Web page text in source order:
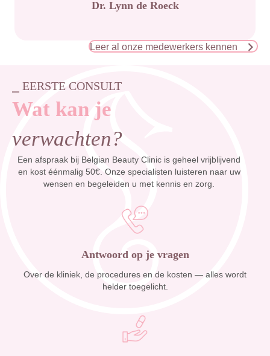
Dr. Lynn de Roeck
Leer al onze medewerkers kennen
⎯ EERSTE CONSULT
Wat kan je
verwachten?
Een afspraak bij Belgian Beauty Clinic is geheel vrijblijvend
en kost éénmalig 50€. Onze specialisten luisteren naar uw
wensen en begeleiden u met kennis en zorg.
Antwoord op je vragen
Over de kliniek, de procedures en de kosten — alles wordt
helder toegelicht.